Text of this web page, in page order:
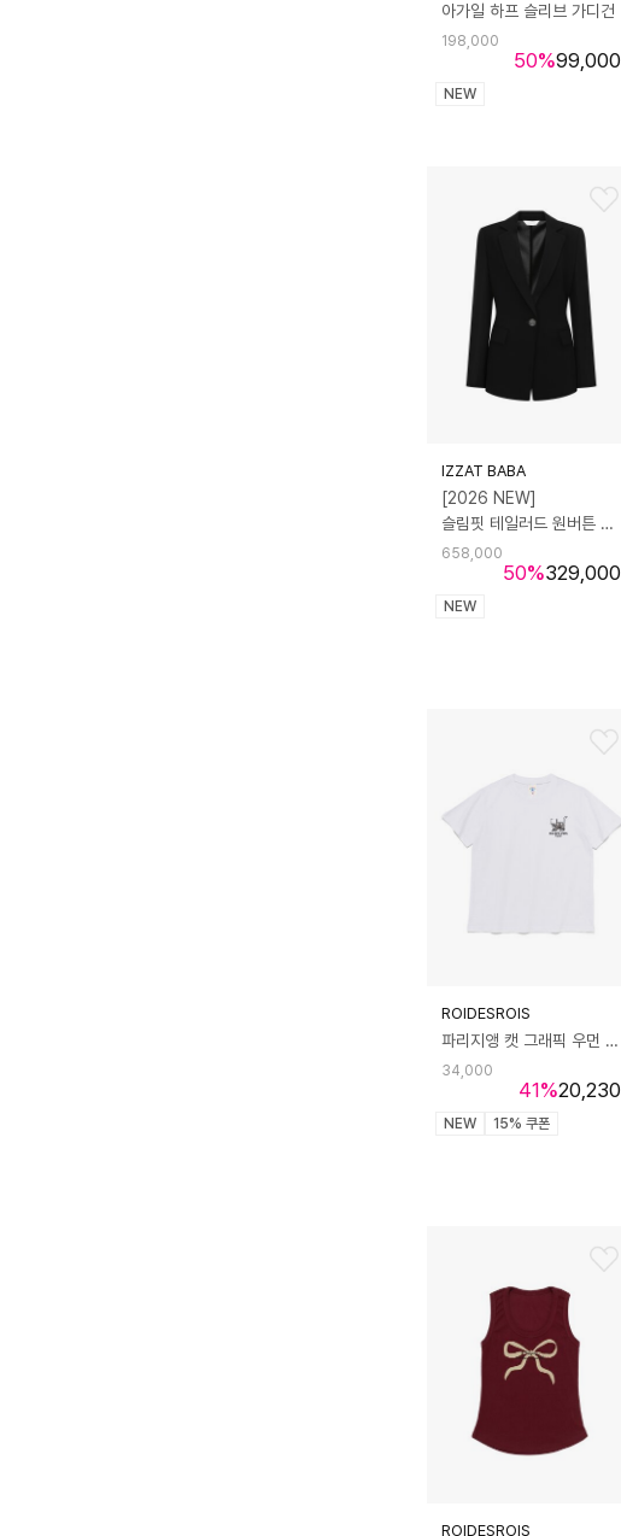
아가일 하프 슬리브 가디건
50%
198,000
99,000
NEW
IZZAT BABA
[2026 NEW]
슬림핏 테일러드 원버튼 재킷
50%
658,000
329,000
NEW
ROIDESROIS
파리지앵 캣 그래픽 우먼 반팔티 (화이트)
41%
34,000
20,230
NEW 15% 쿠폰
ROIDESROIS